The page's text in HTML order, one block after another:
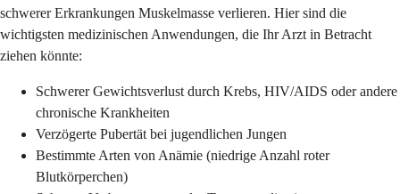
schwerer Erkrankungen Muskelmasse verlieren. Hier sind die
wichtigsten medizinischen Anwendungen, die Ihr Arzt in Betracht
ziehen könnte:
Schwerer Gewichtsverlust durch Krebs, HIV/AIDS oder andere
chronische Krankheiten
Verzögerte Pubertät bei jugendlichen Jungen
Bestimmte Arten von Anämie (niedrige Anzahl roter
Blutkörperchen)